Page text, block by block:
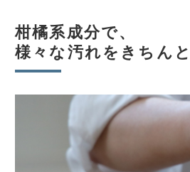
柑橘系成分で、
様々な汚れをきちん